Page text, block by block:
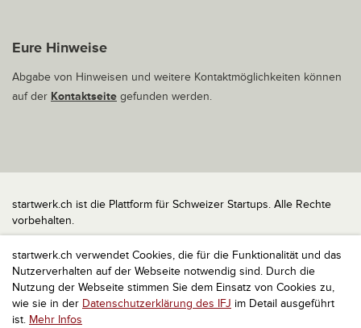
startwerk.ch verwendet Cookies, die für die Funktionalität und das
Nutzerverhalten auf der Webseite notwendig sind. Durch die
Nutzung der Webseite stimmen Sie dem Einsatz von Cookies zu,
wie sie in der Datenschutzerklärung des IFJ im Detail ausgeführt
ist. Mehr Infos
Eure Hinweise
Abgabe von Hinweisen und weitere Kontaktmöglichkeiten können
auf der Kontaktseite gefunden werden.
startwerk.ch ist die Plattform für Schweizer Startups. Alle Rechte
vorbehalten.
Impressum
Kontakt
nach oben